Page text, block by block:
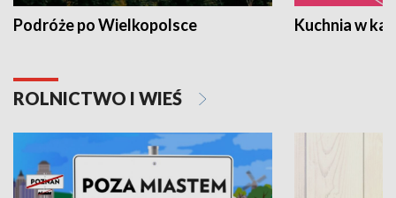
Podróże po Wielkopolsce Kuchnia w
ROLNICTWO I WIEŚ